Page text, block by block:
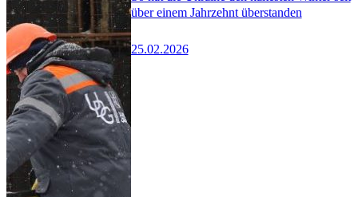
über einem Jahrzehnt überstanden
25.02.2026